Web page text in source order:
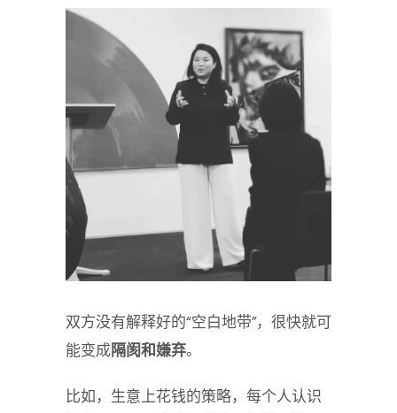
双方没有解释好的“空白地带”，很快就可
能变成隔阂和嫌弃。
比如，生意上花钱的策略，每个人认识